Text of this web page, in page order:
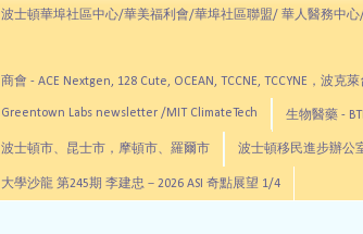
波士頓華埠社區中心/華美福利會/華埠社區聯盟/ 華人醫務中
商會 - ACE Nextgen, 128 Cute, OCEAN, TCCNE, TCCYNE，波
Greentown Labs newsletter /MIT ClimateTech 生物醫藥 -
波士頓市、昆士市，摩頓市、羅爾市 波士頓移民進步辦公
大學沙龍 第245期 李建忠－2026 ASI 奇點展望 1/4